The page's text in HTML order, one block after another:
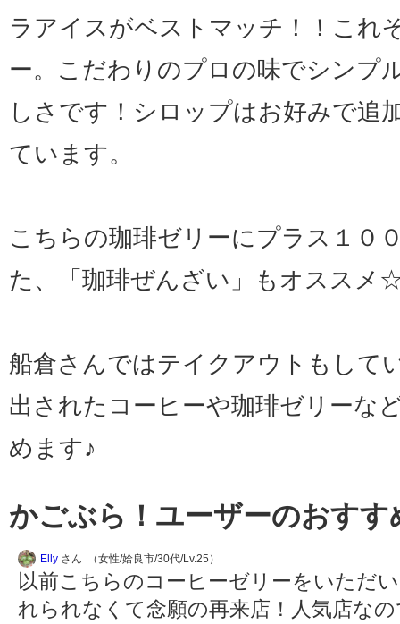
ラアイスがベストマッチ！！これ
ー。こだわりのプロの味でシンプ
しさです！シロップはお好みで追
ています。
こちらの珈琲ゼリーにプラス１０
た、「珈琲ぜんざい」もオススメ
船倉さんではテイクアウトもして
出されたコーヒーや珈琲ゼリーな
めます♪
かごぶら！ユーザーのおすす
Elly さん （女性/姶良市/30代/Lv.25）
以前こちらのコーヒーゼリーをいただ
れられなくて念願の再来店！人気店な